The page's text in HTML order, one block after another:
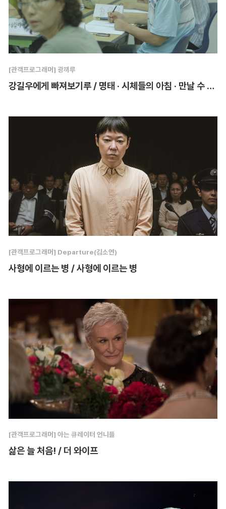
[관객프로그래머] 광끼루
강길우에게 빠져보기루 / 명태 · 시체들의 아침 · 만날 수 없어 만나고 싶은데 · 살아짐이 사라짐
[관객프로그래머] Departure(김소연)
사형에 이르는 병 / 사형에 이르는 병
[관객프로그래머] 아는 큐레이터 언니들
삶은 늘 처음! / 더 와이프